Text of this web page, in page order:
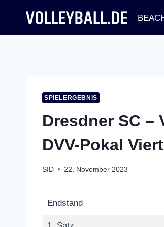
springen
SPIELERGEBNIS
Dresdner SC –
DVV-Pokal
SID 22. November 2023
Endstand